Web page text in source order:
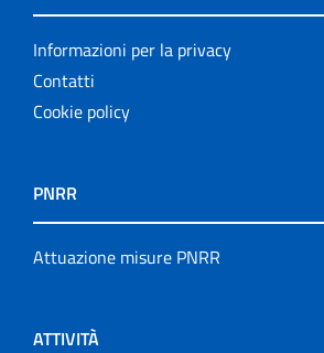
Informazioni per la privacy
Contatti
Cookie policy
PNRR
Attuazione misure PNRR
ATTIVITÀ